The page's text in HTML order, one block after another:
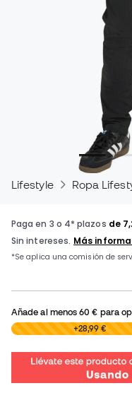
Lifestyle Ropa
Añade al menos60 € para
0,00 € +28,99 €